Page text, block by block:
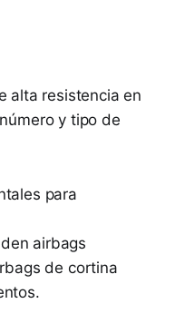
alta resistencia en
y tipo de
para
airbags
de cortina